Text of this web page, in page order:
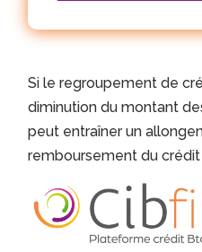
Si le regroupement de
diminution du montant
peut entraîner un
remboursement du